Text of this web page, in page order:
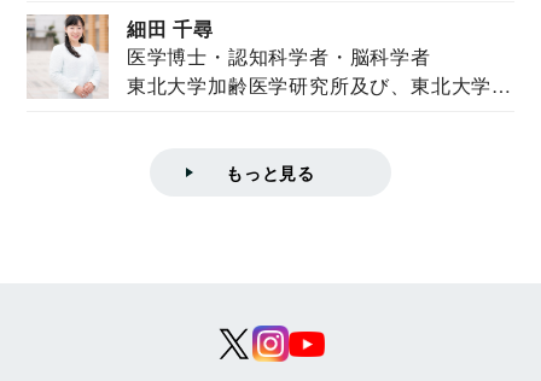
細田 千尋
医学博士・認知科学者・脳科学者
東北大学加齢医学研究所及び、東北大学大
もっと見る